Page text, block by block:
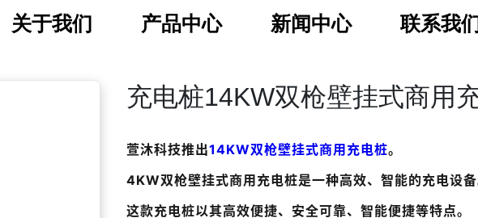
关于我们 产品中心 新闻中心 联系我们
充电桩14KW双枪壁挂式商用
萱沐科技推出14KW双枪壁挂式商用充电桩。
4KW双枪壁挂式商用充电桩是一种高效、智能的充电设备
这款充电桩以其高效便捷、安全可靠、智能便捷等特点。